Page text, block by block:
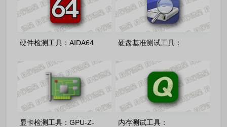
硬件检测工具：AIDA64
硬盘基准测试工具：
色版
显卡检测工具：GPU-Z-
内存测试工具：